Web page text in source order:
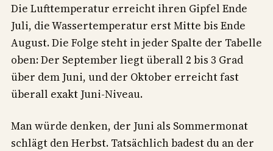
Die Lufttemperatur erreicht ihren Gipfel Ende
Juli, die Wassertemperatur erst Mitte bis Ende
August. Die Folge steht in jeder Spalte der Tabelle
oben: Der September liegt überall 2 bis 3 Grad
über dem Juni, und der Oktober erreicht fast
überall exakt Juni-Niveau.
Man würde denken, der Juni als Sommermonat
schlägt den Herbst. Tatsächlich badest du an der